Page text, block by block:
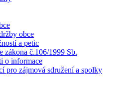
obce
a petic
zákona č.106/1999 Sb.
o informace
pro zájmová sdružení a spolky